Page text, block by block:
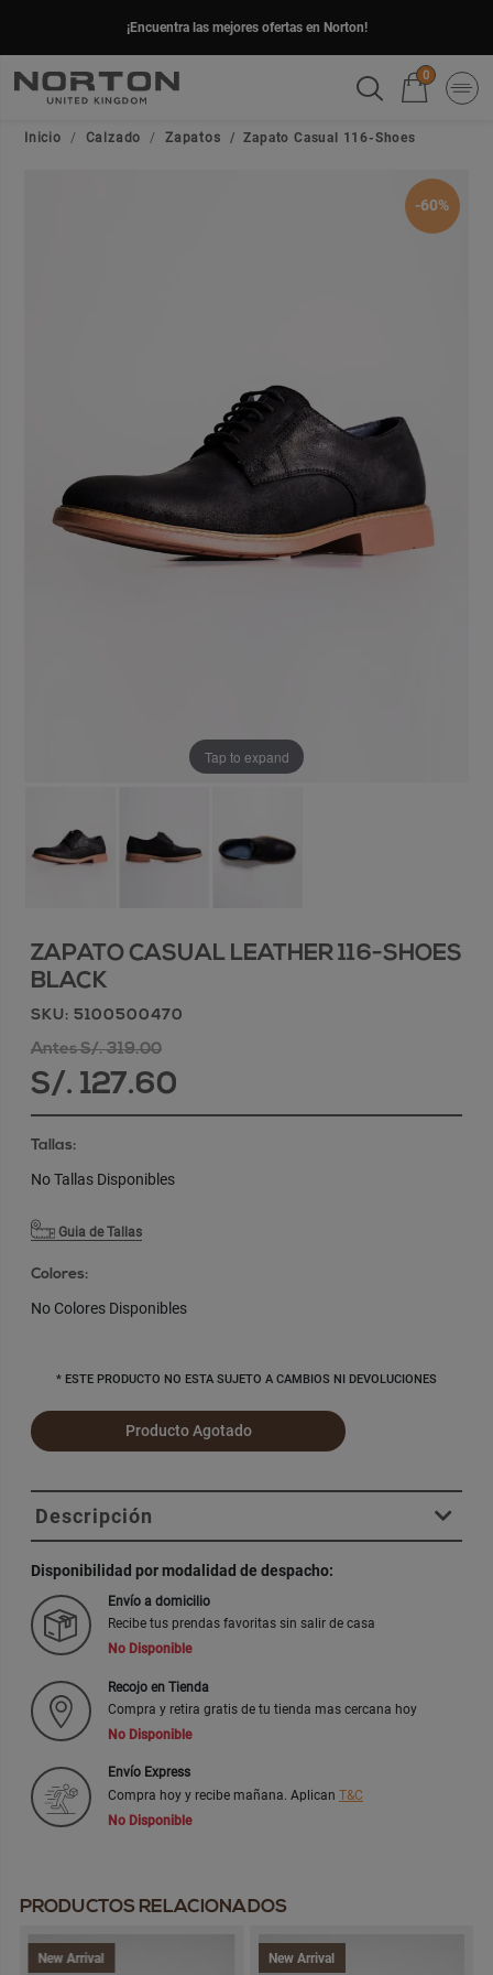
¡Encuentra las mejores ofertas en Norton!
0
Inicio Calzado Zapatos Zapato Casual 116-Shoes
-60%
Tap to expand
ZAPATO CASUAL LEATHER 116-SHOES
BLACK
SKU: 5100500470
Antes S/. 319.00
S/. 127.60
Tallas:
No Tallas Disponibles
Guia de Tallas
Colores:
No Colores Disponibles
* ESTE PRODUCTO NO ESTA SUJETO A CAMBIOS NI DEVOLUCIONES
Producto Agotado
Descripción
Disponibilidad por modalidad de despacho:
Envío a domicilio
Recibe tus prendas favoritas sin salir de casa
No Disponible
Recojo en Tienda
Compra y retira gratis de tu tienda mas cercana hoy
No Disponible
Envío Express
Compra hoy y recibe mañana. Aplican T&C
No Disponible
PRODUCTOS RELACIONADOS
New Arrival New Arrival